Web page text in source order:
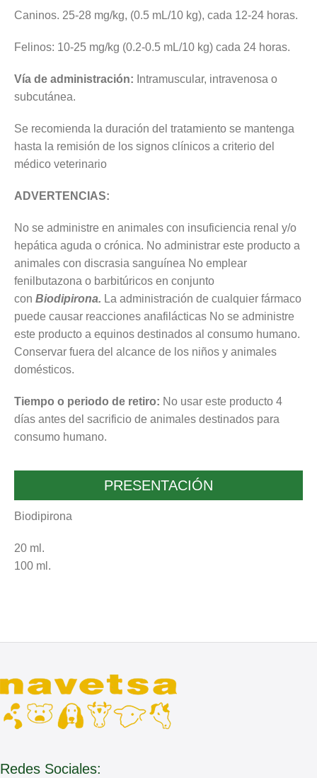
Caninos. 25-28 mg/kg, (0.5 mL/10 kg), cada 12-24 horas.
Felinos: 10-25 mg/kg (0.2-0.5 mL/10 kg) cada 24 horas.
Vía de administración: Intramuscular, intravenosa o
subcutánea.
Se recomienda la duración del tratamiento se mantenga
hasta la remisión de los signos clínicos a criterio del
médico veterinario
ADVERTENCIAS:
No se administre en animales con insuficiencia renal y/o
hepática aguda o crónica. No administrar este producto a
animales con discrasia sanguínea No emplear
fenilbutazona o barbitúricos en conjunto
con Biodipirona. La administración de cualquier fármaco
puede causar reacciones anafilácticas No se administre
este producto a equinos destinados al consumo humano.
Conservar fuera del alcance de los niños y animales
domésticos.
Tiempo o periodo de retiro: No usar este producto 4
días antes del sacrificio de animales destinados para
consumo humano.
PRESENTACIÓN
Biodipirona
20 ml.
100 ml.
Redes Sociales: